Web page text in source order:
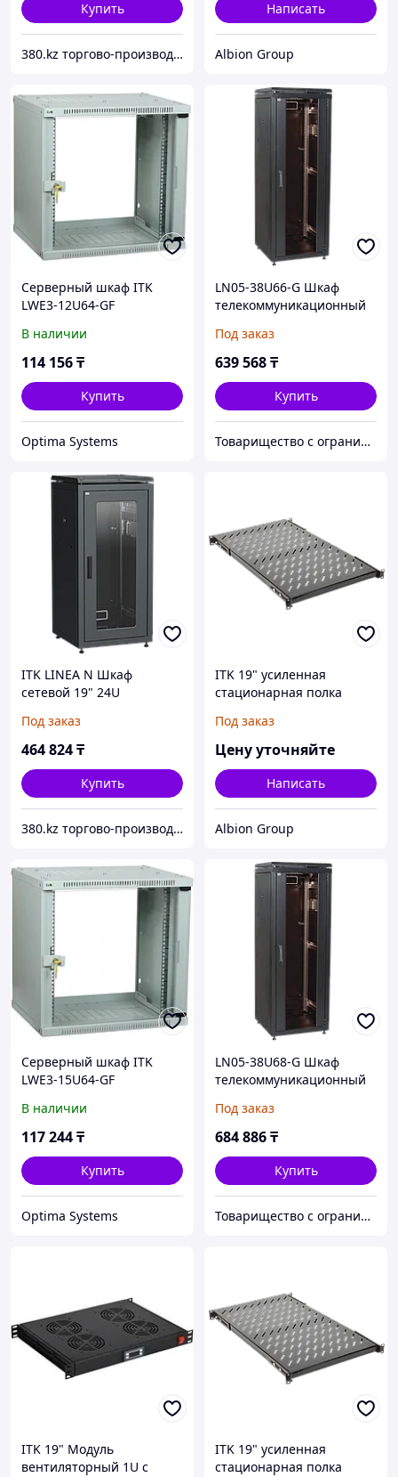
Купить
380.kz торгово-производственная компания (ТОО "AilinEX" юр. лицо)
Написать
Albion Group
Серверный шкаф ITK
LWE3-12U64-GF
В наличии
114 156₸
Купить
Optima Systems
LN05-38U66-G Шкаф
телекоммуникационный
Под заказ
639 568₸
Купить
Товарищество с ограниченной ответственностью "Nabludenie.kz"
ITK LINEA N Шкаф
сетевой 19" 24U
передняя дверь задняя
металлическая черный
Под заказ
464 824₸
Купить
380.kz торгово-производственная компания (ТОО "AilinEX" юр. лицо)
ITK 19" усиленная
стационарная полка
Под заказ
Цену уточняйте
Написать
Albion Group
Серверный шкаф ITK
LWE3-15U64-GF
В наличии
117 244₸
Купить
Optima Systems
LN05-38U68-G Шкаф
телекоммуникационный
Под заказ
684 886₸
Купить
Товарищество с ограниченной ответственностью "Nabludenie.kz"
ITK 19" Модуль
вентиляторный 1U с
ITK 19" усиленная
стационарная полка